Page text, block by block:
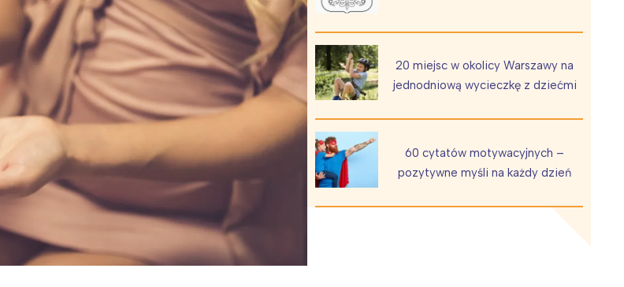
Pszczoła i kwitnący ul Wiewiórka na kwitnącym polu
20 miejsc w okolicy Warszawy na
jednodniową wycieczkę z dziećmi
60 cytatów motywacyjnych –
pozytywne myśli na każdy dzień